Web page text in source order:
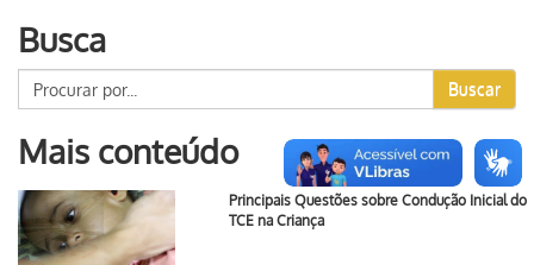
Busca
Buscar
Mais conteúdo
Principais Questões sobre Condução Inicial do
TCE na Criança